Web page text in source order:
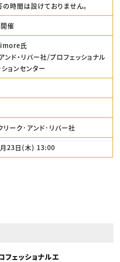
時間は設けておりません。
催
氏
ンド・リバー社/プロフェッショナル
ョンセンター
ーク･アンド･リバー社
23日(木) 13:00
フェッショナルエ